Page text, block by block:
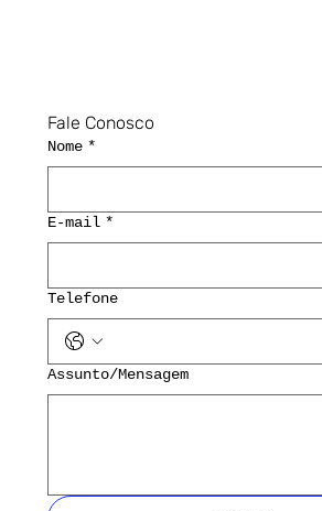
Fale Conosco
Nome *
E-mail *
Telefone
Assunto/Mensagem